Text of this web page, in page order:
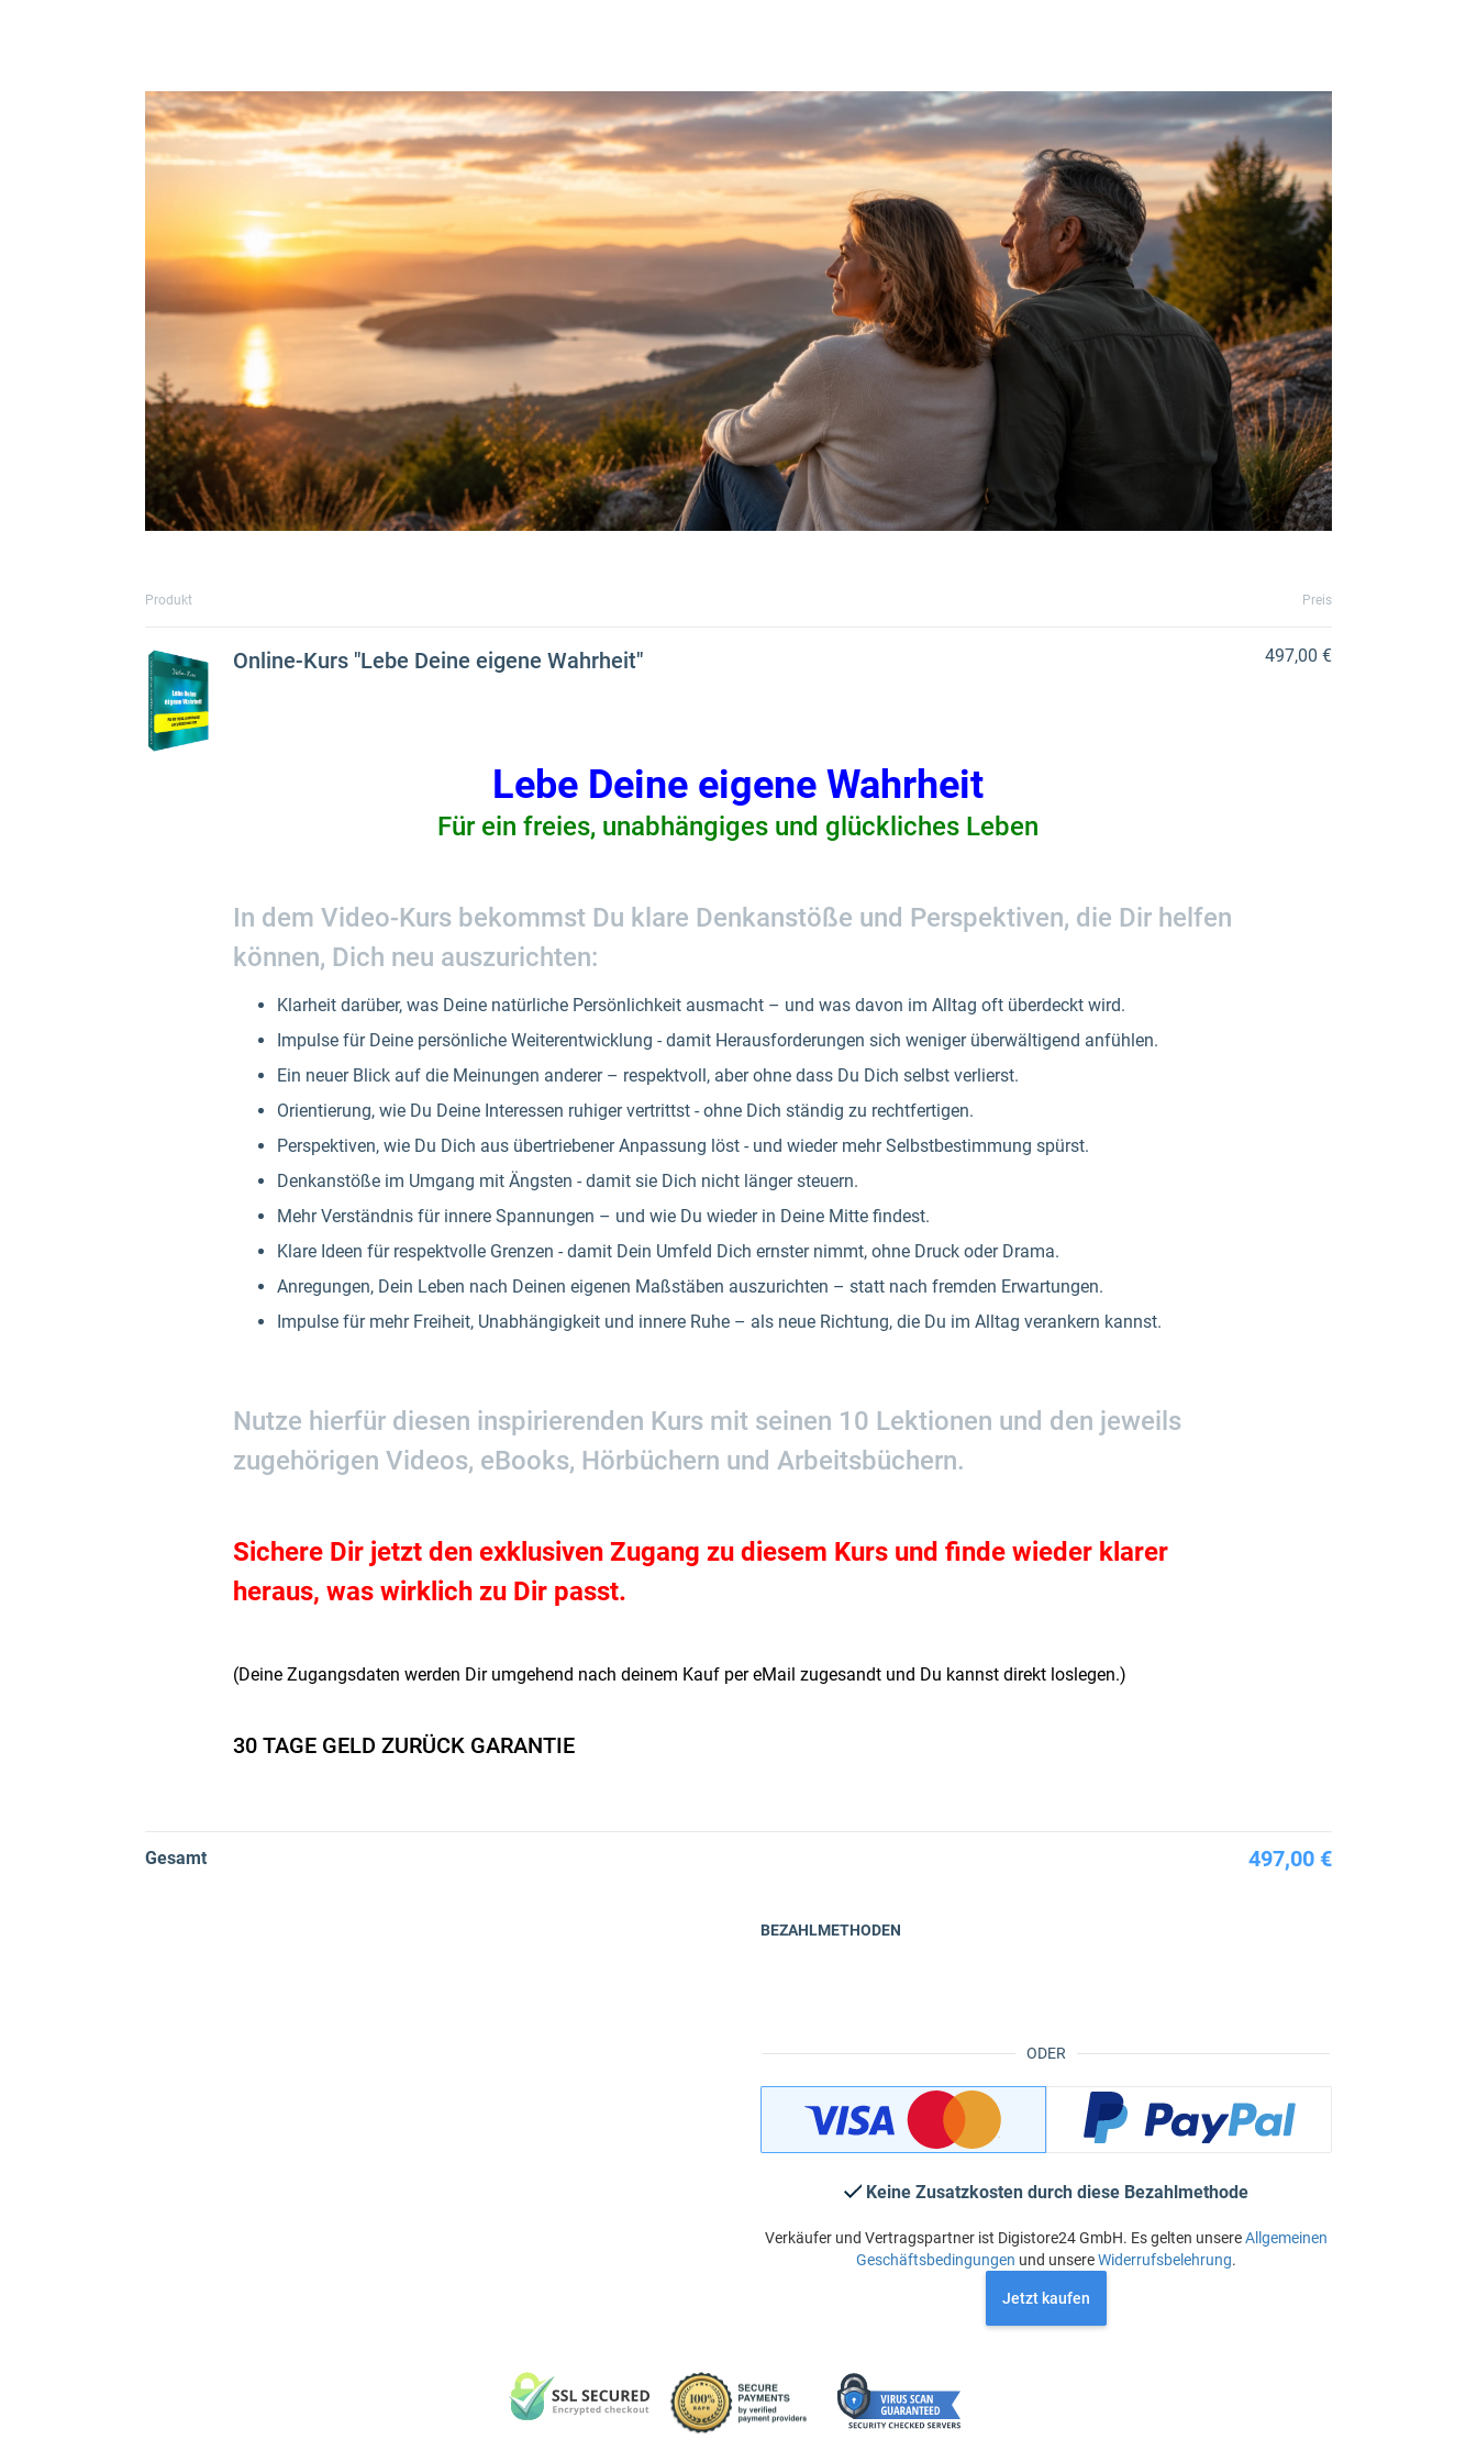
Produkt Preis
Online-Kurs "Lebe Deine eigene Wahrheit"
Lebe Deine eigene Wahrheit
Für ein freies, unabhängiges und glückliches Leben
In dem Video-Kurs bekommst Du klare Denkanstöße und Perspektiven, die Dir helfen
können, Dich neu auszurichten:
Klarheit darüber, was Deine natürliche Persönlichkeit ausmacht – und was davon im Alltag oft überdeckt wird.
Impulse für Deine persönliche Weiterentwicklung - damit Herausforderungen sich weniger überwältigend anfühlen.
Ein neuer Blick auf die Meinungen anderer – respektvoll, aber ohne dass Du Dich selbst verlierst.
Orientierung, wie Du Deine Interessen ruhiger vertrittst - ohne Dich ständig zu rechtfertigen.
Perspektiven, wie Du Dich aus übertriebener Anpassung löst - und wieder mehr Selbstbestimmung spürst.
Denkanstöße im Umgang mit Ängsten - damit sie Dich nicht länger steuern.
Mehr Verständnis für innere Spannungen – und wie Du wieder in Deine Mitte findest.
Klare Ideen für respektvolle Grenzen - damit Dein Umfeld Dich ernster nimmt, ohne Druck oder Drama.
Anregungen, Dein Leben nach Deinen eigenen Maßstäben auszurichten – statt nach fremden Erwartungen.
Impulse für mehr Freiheit, Unabhängigkeit und innere Ruhe – als neue Richtung, die Du im Alltag verankern kannst.
Nutze hierfür diesen inspirierenden Kurs mit seinen 10 Lektionen und den jeweils
zugehörigen Videos, eBooks, Hörbüchern und Arbeitsbüchern.
Sichere Dir jetzt den exklusiven Zugang zu diesem Kurs und finde wieder klarer
heraus, was wirklich zu Dir passt.
(Deine Zugangsdaten werden Dir umgehend nach deinem Kauf per eMail zugesandt und Du kannst direkt loslegen.)
30 TAGE GELD ZURÜCK GARANTIE
497,00 €
Gesamt 497,00 €
ODER
BEZAHLMETHODEN
Keine Zusatzkosten durch diese Bezahlmethode
Verkäufer und Vertragspartner ist Digistore24 GmbH. Es gelten unsereAllgemeinen
Geschäftsbedingungen und unsereWiderrufsbelehrung.
Jetzt kaufen